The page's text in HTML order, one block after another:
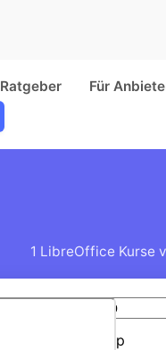
Ratgeber Für
1 LibreOffice Kurse
Typ